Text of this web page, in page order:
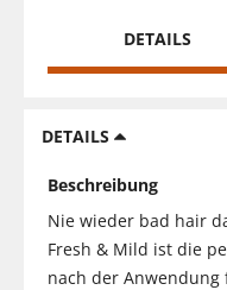
DETAILS
DETAILS
Beschreibung
Nie wieder bad hair
Fresh & Mild ist die
nach der